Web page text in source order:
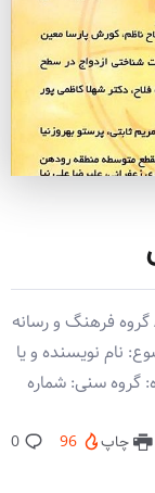
فرهنگ و رسانه
نام نویسنده و یا
گروه سنی: شماره
چاپ 96
0